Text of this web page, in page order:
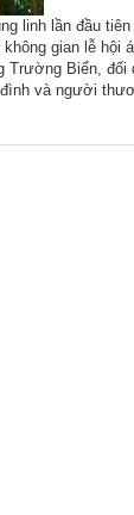
linh lần đầu tiên
gian lễ hội
Trường Biển,
và người